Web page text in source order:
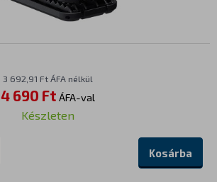
3 692,91 Ft ÁFA nélkül
4 690 Ft ÁFA-val
Készleten
Kosárba